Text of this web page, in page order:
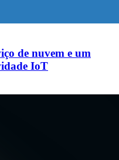
de nuvem e um
IoT